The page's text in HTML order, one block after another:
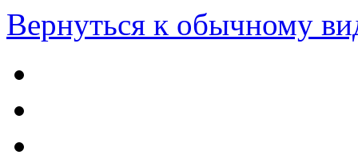
Вернуться к обычному